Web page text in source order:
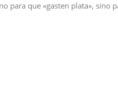
para que «gasten plata», sino